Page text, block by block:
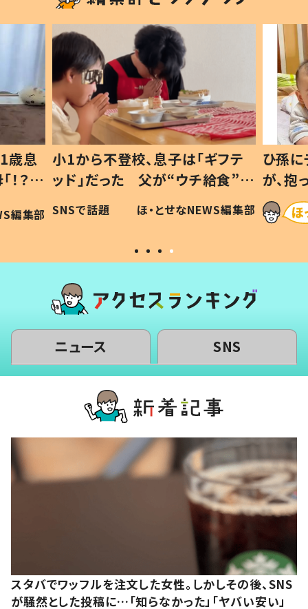
歳息
？」
編集部
小1から不登校、息子は「ギフテ
ッド」だった 父が“ウチ給食”を
作り続ける理由とは #令和の親
#令和の子
SNSで話題 ほ・とせなNEWS編集部
ひ孫
が、
「涙が
い」
ニュース SNS
スタバでワッフルを注文した女性。しかしその後、SNS
が騒然とした投稿に…「知らなかった」「ヤバい安い」